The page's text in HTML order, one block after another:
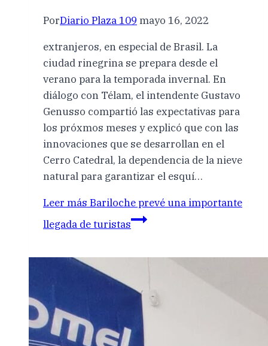
PorDiario Plaza 109 mayo 16, 2022
extranjeros, en especial de Brasil. La
ciudad rinegrina se prepara desde el
verano para la temporada invernal. En
diálogo con Télam, el intendente Gustavo
Genusso compartió las expectativas para
los próxmos meses y explicó que con las
innovaciones que se desarrollan en el
Cerro Catedral, la dependencia de la nieve
natural para garantizar el esquí…
Leer más Bariloche prevé una importante
llegada de turistas